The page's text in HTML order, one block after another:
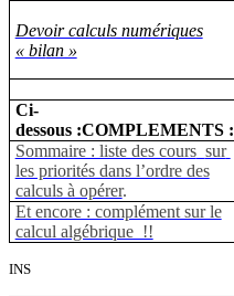
Devoir calculs numériques
« bilan »
Ci-
dessous :COMPLEMENTS:
Sommaire : liste des cours sur
les priorités dans l’ordre des
calculs à opérer.
Et encore : complément sur le
calcul algébrique !!
INS